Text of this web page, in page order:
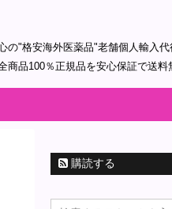
"格安海外医薬品"老舗個人輸入
品100％正規品を安心保証で送料
購読する